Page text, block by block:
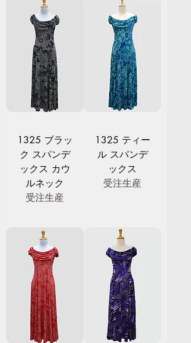
1325 ブラッ
ク スパンデ
ックス カウ
ルネック
受注生産
1325 ティー
ル スパンデ
ックス
受注生産